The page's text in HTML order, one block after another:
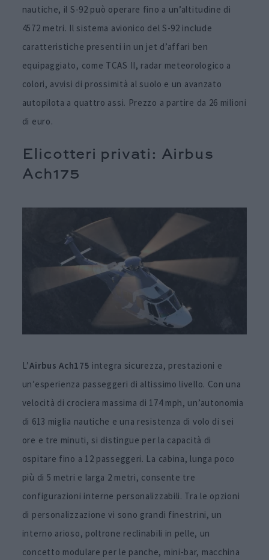
nautiche, il S-92 può operare fino a un’altitudine di
4572 metri. Il sistema avionico del S-92 include
caratteristiche presenti in un jet d’affari ben
equipaggiato, come TCAS II, radar meteorologico a
colori, avvisi di prossimità al suolo e un avanzato
autopilota a quattro assi. Prezzo a partire da 26 milioni
di euro.
Elicotteri privati: Airbus
Ach175
L’Airbus Ach175 integra sicurezza, prestazioni e
un’esperienza passeggeri di altissimo livello. Con una
velocità di crociera massima di 174 mph, un’autonomia
di 613 miglia nautiche e una resistenza di volo di sei
ore e tre minuti, si distingue per la capacità di
ospitare fino a 12 passeggeri. La cabina, lunga poco
più di 5 metri e larga 2 metri, consente tre
configurazioni interne personalizzabili. Tra le opzioni
di personalizzazione vi sono grandi finestrini, un
interno arioso, poltrone reclinabili in pelle, un
concetto modulare per le panche, mini-bar, macchina